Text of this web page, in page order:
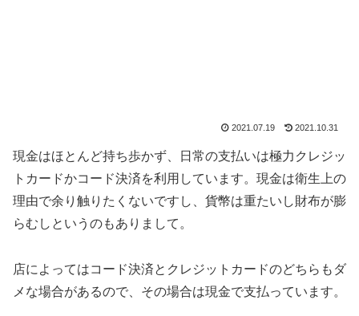
2021.07.19 2021.10.31
現金はほとんど持ち歩かず、日常の支払いは極力クレジッ
トカードかコード決済を利用しています。現金は衛生上の
理由で余り触りたくないですし、貨幣は重たいし財布が膨
らむしというのもありまして。
店によってはコード決済とクレジットカードのどちらもダ
メな場合があるので、その場合は現金で支払っています。